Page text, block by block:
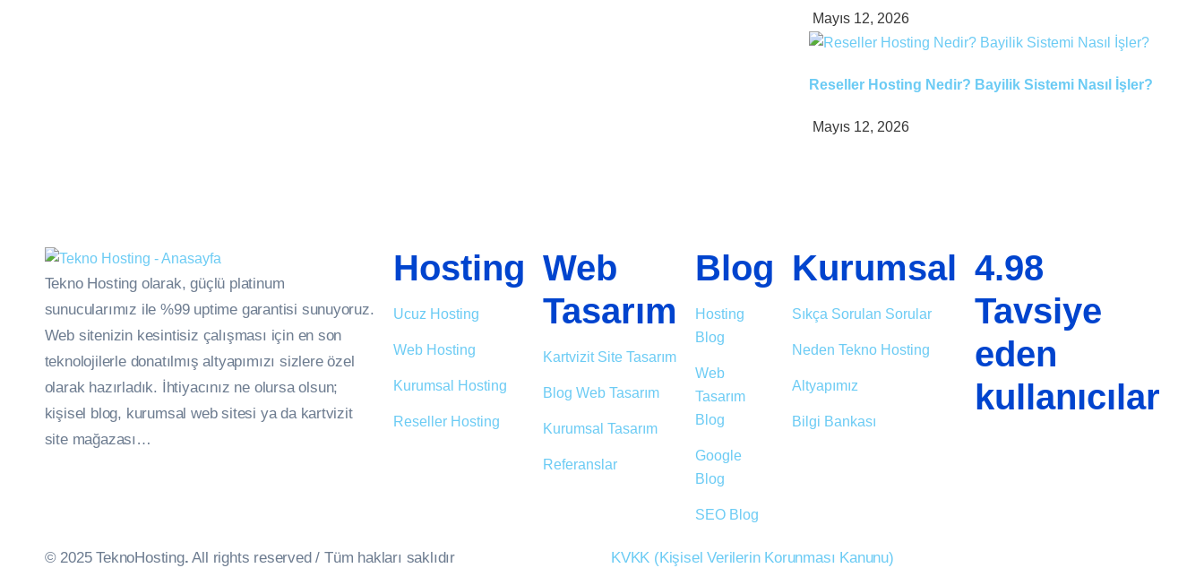
Mayıs 12, 2026
Reseller Hosting Nedir? Bayilik Sistemi Nasıl İşler?
Mayıs 12, 2026
Tekno Hosting olarak, güçlü platinum
sunucularımız ile %99 uptime garantisi sunuyoruz.
Web sitenizin kesintisiz çalışması için en son
teknolojilerle donatılmış altyapımızı sizlere özel
olarak hazırladık. İhtiyacınız ne olursa olsun;
kişisel blog, kurumsal web sitesi ya da kartvizit
site mağazası…
Hosting
Ucuz Hosting
Web Hosting
Kurumsal Hosting
Reseller Hosting
Web
Tasarım
Kartvizit Site Tasarım
Blog Web Tasarım
Kurumsal Tasarım
Referanslar
Blog
Hosting
Blog
Web
Tasarım
Blog
Google
Blog
SEO Blog
Kurumsal
Sıkça Sorulan Sorular
Neden Tekno Hosting
Altyapımız
Bilgi Bankası
4.98
Tavsiye
eden
kullanıcılar
© 2025 TeknoHosting. All rights reserved / Tüm hakları saklıdır KVKK (Kişisel Verilerin Korunması Kanunu)